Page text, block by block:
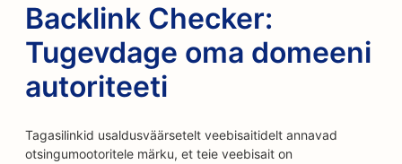
Backlink Checker:
Tugevdage oma domeeni
autoriteeti
Tagasilinkid usaldusväärsetelt veebisaitidelt annavad
otsingumootoritele märku, et teie veebisait on